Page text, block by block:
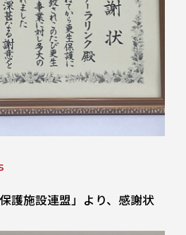
護施設連盟」より、感謝状